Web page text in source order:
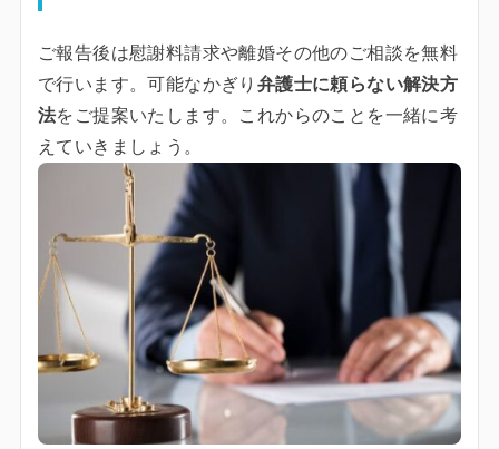
ご報告後は慰謝料請求や離婚その他のご相談を無料
で行います。可能なかぎり 弁護士に頼らない解決方
法をご提案いたします。これからのことを一緒に考
えていきましょう。